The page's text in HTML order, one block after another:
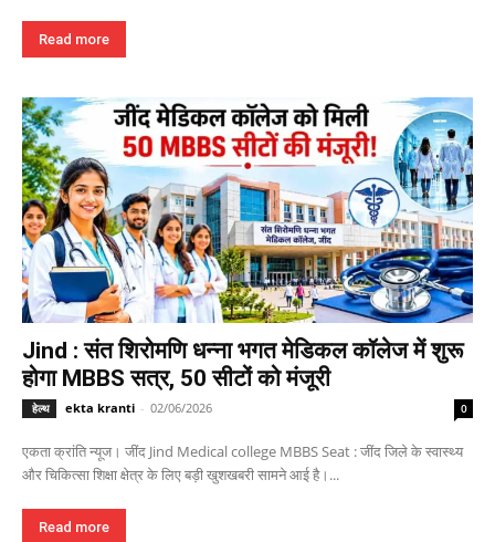
Read more
Jind : संत शिरोमणि धन्ना भगत मेडिकल कॉलेज में शुरू
होगा MBBS सत्र, 50 सीटों को मंजूरी
हेल्थ ekta kranti - 02/06/2026 0
एकता क्रांति न्यूज। जींद Jind Medical college MBBS Seat : जींद जिले के स्वास्थ्य
और चिकित्सा शिक्षा क्षेत्र के लिए बड़ी खुशखबरी सामने आई है।...
Read more